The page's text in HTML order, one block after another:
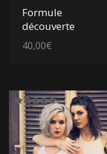
Voir les détails
Formule
découverte
40,00€
Note
5.00
sur 5